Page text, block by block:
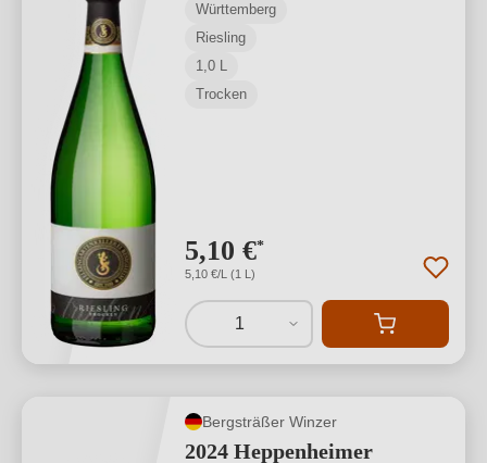
Württemberg
Riesling
1,0 L
Trocken
5,10 €*
5,10 €/L (1 L)
1
Bergsträßer Winzer
2024 Heppenheimer